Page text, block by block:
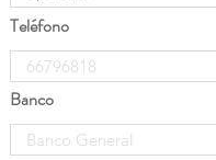
Teléfono
Banco